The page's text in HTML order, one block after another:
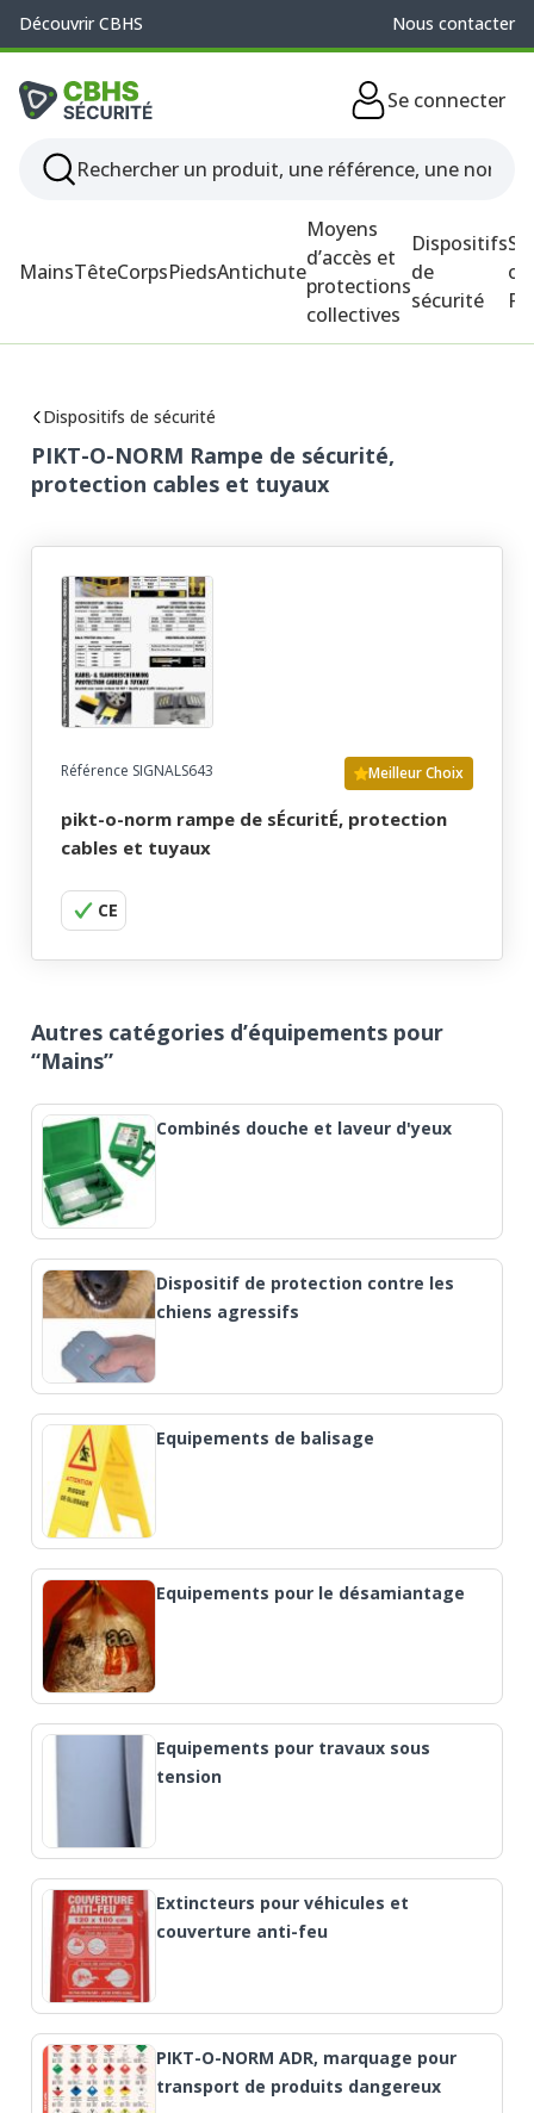
Découvrir CBHS Nous contacter
Se connecter
MainsTêteCorpsPiedsAntichute
Moyens
d’accès et
protections
collectives
Dispositifs
de
sécurité
Dispositifs de sécurité
PIKT-O-NORM Rampe de sécurité,
protection cables et tuyaux
Référence SIGNALS643 Meilleur Choix
pikt-o-norm rampe de sÉcuritÉ, protection
cables et tuyaux
CE
Autres catégories d’équipements pour
“Mains”
Combinés douche et laveur d'yeux
Dispositif de protection contre les
chiens agressifs
Equipements de balisage
Equipements pour le désamiantage
Equipements pour travaux sous
tension
Extincteurs pour véhicules et
couverture anti-feu
PIKT-O-NORM ADR, marquage pour
transport de produits dangereux